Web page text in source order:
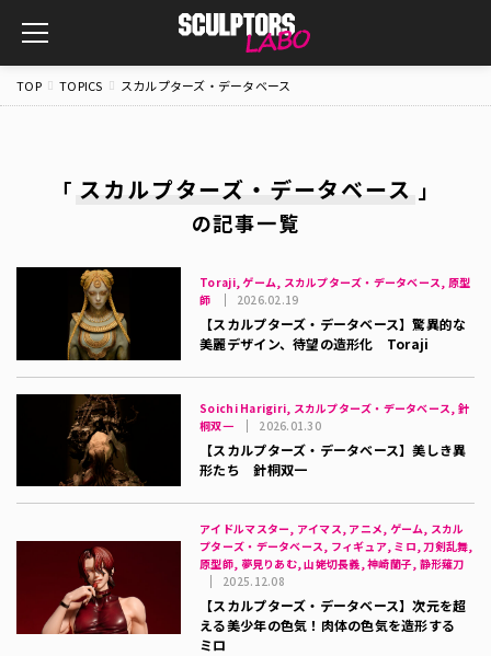
toggle
navigation
TOP TOPICS スカルプターズ・データベース
「 スカルプターズ・データベース 」
の記事一覧
Toraji, ゲーム, スカルプターズ・データベース, 原型
師
2026.02.19
【スカルプターズ・データベース】驚異的な
美麗デザイン、待望の造形化 Toraji
Soichi Harigiri, スカルプターズ・データベース, 針
桐双一
2026.01.30
【スカルプターズ・データベース】美しき異
形たち 針桐双一
アイドルマスター, アイマス, アニメ, ゲーム, スカル
プターズ・データベース, フィギュア, ミロ, 刀剣乱舞,
原型師, 夢見りあむ, 山姥切長義, 神崎蘭子, 静形薙刀
2025.12.08
【スカルプターズ・データベース】次元を超
える美少年の色気！肉体の色気を造形する
ミロ